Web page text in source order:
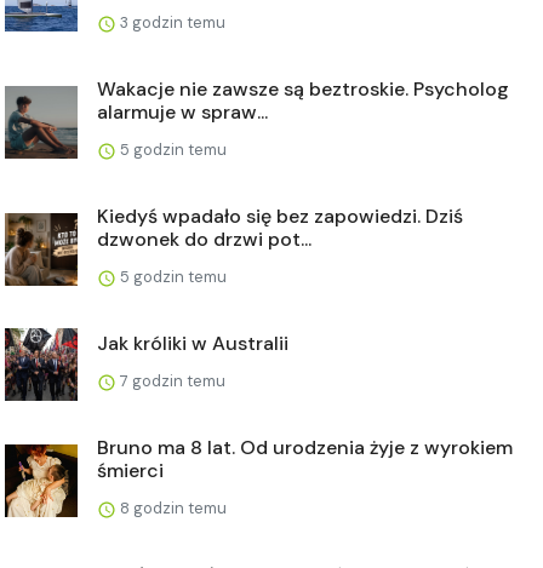
3 godzin temu
Wakacje nie zawsze są beztroskie. Psycholog
alarmuje w spraw...
5 godzin temu
Kiedyś wpadało się bez zapowiedzi. Dziś
dzwonek do drzwi pot...
5 godzin temu
Jak króliki w Australii
7 godzin temu
Bruno ma 8 lat. Od urodzenia żyje z wyrokiem
śmierci
8 godzin temu